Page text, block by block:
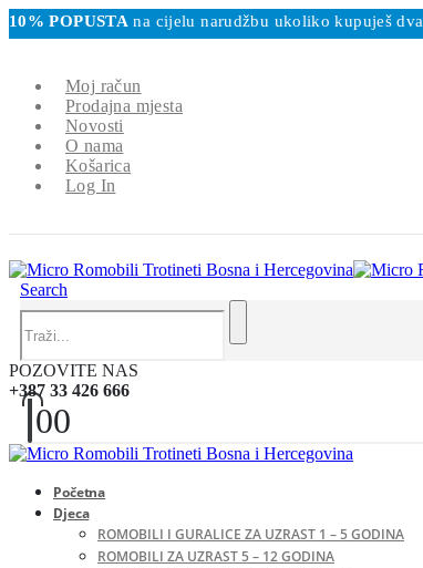
10% POPUSTA na cijelu narudžbu ukoliko kupuješ
Moj račun
Prodajna mjesta
Novosti
O nama
Košarica
Log In
Search
POZOVITE NAS
+387 33 426 666
00
Početna
Djeca
ROMOBILI I GURALICE ZA UZRAST 1 – 5 GODINA
ROMOBILI ZA UZRAST 5 – 12 GODINA